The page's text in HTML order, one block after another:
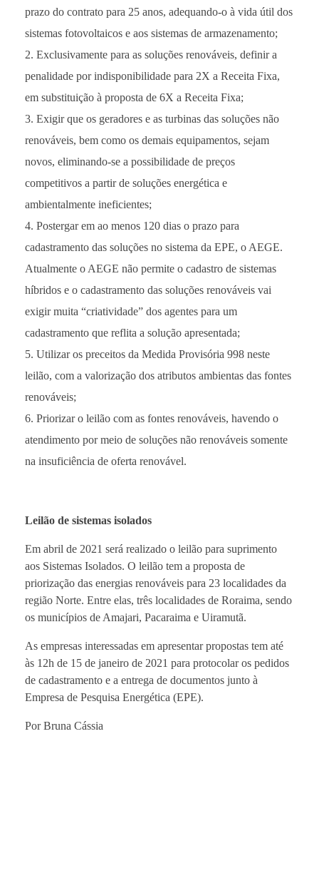
prazo do contrato para 25 anos, adequando-o à vida útil dos
sistemas fotovoltaicos e aos sistemas de armazenamento;
Exclusivamente para as soluções renováveis, definir a
penalidade por indisponibilidade para 2X a Receita Fixa,
em substituição à proposta de 6X a Receita Fixa;
Exigir que os geradores e as turbinas das soluções não
renováveis, bem como os demais equipamentos, sejam
novos, eliminando-se a possibilidade de preços
competitivos a partir de soluções energética e
ambientalmente ineficientes;
Postergar em ao menos 120 dias o prazo para
cadastramento das soluções no sistema da EPE, o AEGE.
Atualmente o AEGE não permite o cadastro de sistemas
híbridos e o cadastramento das soluções renováveis vai
exigir muita “criatividade” dos agentes para um
cadastramento que reflita a solução apresentada;
Utilizar os preceitos da Medida Provisória 998 neste
leilão, com a valorização dos atributos ambientas das fontes
renováveis;
Priorizar o leilão com as fontes renováveis, havendo o
atendimento por meio de soluções não renováveis somente
na insuficiência de oferta renovável.
Leilão de sistemas isolados
Em abril de 2021 será realizado o leilão para suprimento
aos Sistemas Isolados. O leilão tem a proposta de
priorização das energias renováveis para 23 localidades da
região Norte. Entre elas, três localidades de Roraima, sendo
os municípios de Amajari, Pacaraima e Uiramutã.
As empresas interessadas em apresentar propostas tem até
às 12h de 15 de janeiro de 2021 para protocolar os pedidos
de cadastramento e a entrega de documentos junto à
Empresa de Pesquisa Energética (EPE).
Por Bruna Cássia